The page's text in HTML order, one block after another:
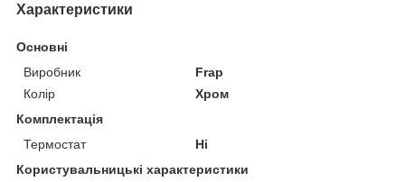
Характеристики
Основні
Виробник
Frap
Колір
Хром
Комплектація
Термостат
Ні
Користувальницькі характеристики